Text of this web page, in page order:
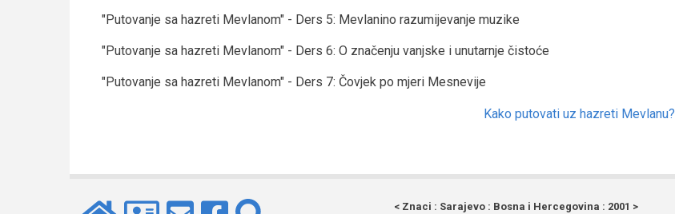
"Putovanje sa hazreti Mevlanom" - Ders 5: Mevlanino razumijevanje muzike
"Putovanje sa hazreti Mevlanom" - Ders 6: O značenju vanjske i unutarnje čistoće
"Putovanje sa hazreti Mevlanom" - Ders 7: Čovjek po mjeri Mesnevije
links
for
Kako putovati uz hazreti Mevlanu?
< Znaci : Sarajevo : Bosna i Hercegovina : 2001 >